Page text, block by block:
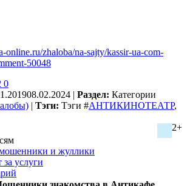
online.ru/zhaloba/na-sajty/kassir-ua-com-
50048
0
08.02.2024 | Раздел: Категории
| Тэги: Тэги #АНТИКИНОТЕАТР,
2+
и жуллики
услуги